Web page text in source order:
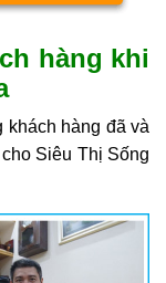
hàng khi
hàng đã và
Siêu Thị Sống